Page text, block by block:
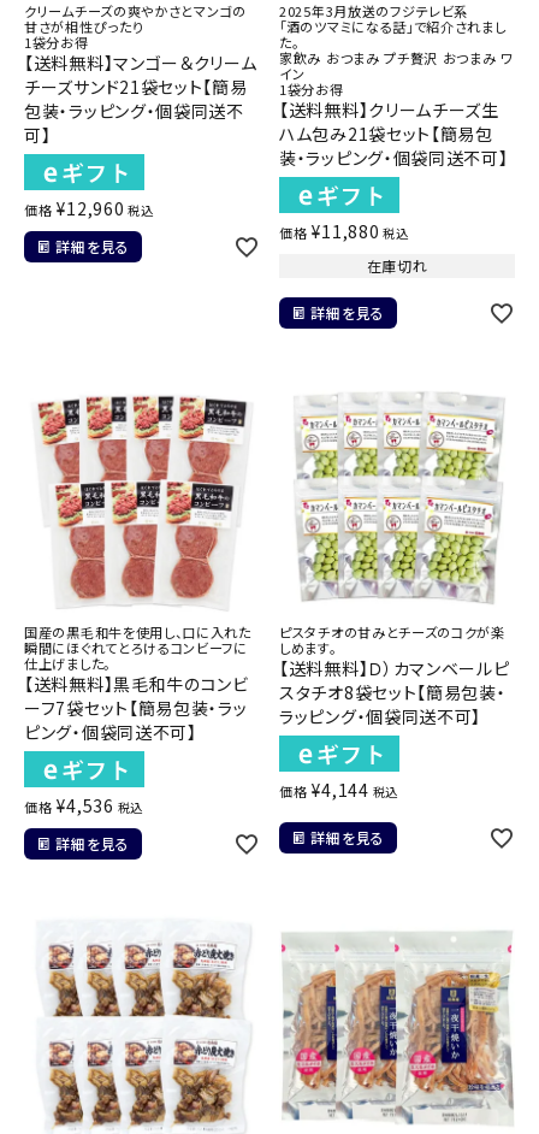
クリームチーズの爽やかさとマンゴの
甘さが相性ぴったり
1袋分お得
【送料無料】マンゴー＆クリーム
チーズサンド21袋セット【簡易
包装・ラッピング・個袋同送不
可】
価格 ¥12,960 税込
詳細を見る
2025年3月放送のフジテレビ系
「酒のツマミになる話」で紹介されまし
た。
家飲み おつまみ プチ贅沢 おつまみ ワ
イン
1袋分お得
【送料無料】クリームチーズ生
ハム包み21袋セット【簡易包
装・ラッピング・個袋同送不可】
価格 ¥11,880 税込
在庫切れ
詳細を見る
国産の黒毛和牛を使用し、口に入れた
瞬間にほぐれてとろけるコンビーフに
仕上げました。
【送料無料】黒毛和牛のコンビ
ーフ7袋セット【簡易包装・ラッ
ピング・個袋同送不可】
価格 ¥4,536 税込
詳細を見る
ピスタチオの甘みとチーズのコクが楽
しめます。
【送料無料】Ｄ）カマンベールピ
スタチオ8袋セット【簡易包装・
ラッピング・個袋同送不可】
価格 ¥4,144 税込
詳細を見る